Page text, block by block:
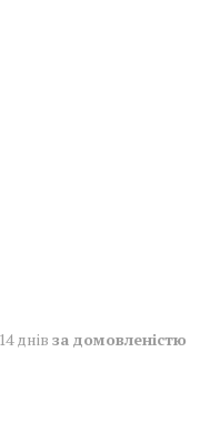
днів за домовленістю